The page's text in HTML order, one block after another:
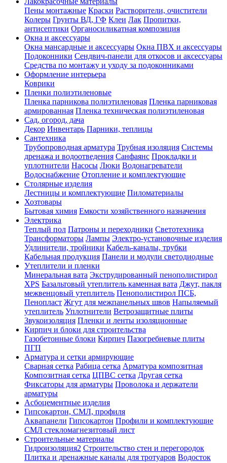
Пены монтажные Краски Растворители, очистители
Колеры Грунты ВД, ГФ Клеи Лак Пропитки,
антисептики Органосиликатная композиция
Окна и аксессуары
Окна мансардные и аксессуары Окна ПВХ и аксессуары
Подоконники Сендвич-панели для откосов и аксессуары
Средства по монтажу и уходу за подоконниками
Оформление интерьера
Коврики
Пленки полиэтиленовые
Пленка парникова полиэтиленовая Пленка парниковая
армированная Пленка техническая полиэтиленовая
Сад, огород, дача
Декор Инвентарь Парники, теплицы
Сантехника
Трубопроводная арматура Трубная изоляция Системы
дренажа и водоотведения Санфаянс Прокладки и
уплотнители Насосы Люки Водонагреватели
Водоснабжение Отопление и комплектующие
Столярные изделия
Лестницы и комплектующие Пиломатериалы
Хозтовары
Бытовая химия Емкости хозяйственного назначения
Электрика
Теплый пол Патроны и переходники Светотехника
Трансформаторы Лампы Электро-установочные изделия
Удлинители, тройники Кабель-каналы, трубки
Кабельная продукция Панели и модули светодиодные
Утеплители и пленки
Минеральная вата Экструдированный пенополистирол
XPS Базальтовый утеплитель каменная вата Джут, пакля
межвенцовый утеплитель Пенополистирол ПСБ,
Пенопласт Жгут для межпанельных швов Напыляемый
утеплитель Уплотнители Ветрозащитные плиты
Звукоизоляция Пленки и ленты изоляционные
Кирпич и блоки для строительства
Газобетонные блоки Кирпич Пазогребневые плиты
ПГП
Арматура и сетки армирующие
Сварная сетка Рабица сетка Арматура композитная
Композитная сетка ЦПВС сетка Другая сетка
Фиксаторы для арматуры Проволока и держатели
арматуры
Асбоцементные изделия
Гипсокартон, СМЛ, профиля
Аквапанели Гипсокартон Профили и комплектующие
СМЛ стекломагнезитовый лист
Строительные материалы
Гидроизоляция2 Строительство стен и перегородок
Плитка и дренажные каналы для тротуаров Водосток